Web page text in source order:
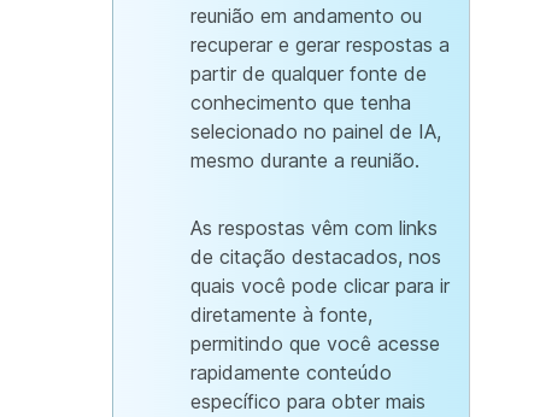
reunião em andamento ou
recuperar e gerar respostas a
partir de qualquer fonte de
conhecimento que tenha
selecionado no painel de IA,
mesmo durante a reunião.
As respostas vêm com links
de citação destacados, nos
quais você pode clicar para ir
diretamente à fonte,
permitindo que você acesse
rapidamente conteúdo
específico para obter mais